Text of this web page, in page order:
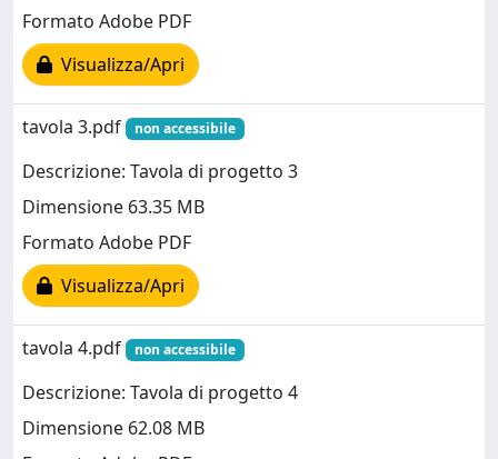
Formato Adobe PDF
Visualizza/Apri
tavola 3.pdf non accessibile
Descrizione: Tavola di progetto 3
Dimensione 63.35 MB
Formato Adobe PDF
Visualizza/Apri
tavola 4.pdf non accessibile
Descrizione: Tavola di progetto 4
Dimensione 62.08 MB